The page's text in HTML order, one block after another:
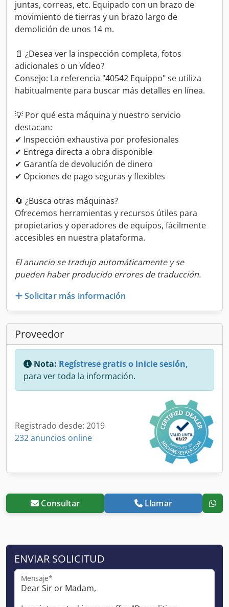
juntas, correas, etc. Equipado con un brazo de
movimiento de tierras y un brazo largo de
demolición de unos 14 m.
📄 ¿Desea ver la inspección completa, fotos
adicionales o un vídeo?
Consejo: La referencia "40542 Equippo" se utiliza
habitualmente para buscar más detalles en línea.
💡 Por qué esta máquina y nuestro servicio
destacan:
✔ Inspección exhaustiva por profesionales
✔ Entrega directa a obra disponible
✔ Garantía de devolución de dinero
✔ Opciones de pago seguras y flexibles
🔄 ¿Busca otras máquinas?
Ofrecemos herramientas y recursos útiles para
propietarios y operadores de equipos, fácilmente
accesibles en nuestra plataforma.
El anuncio se tradujo automáticamente y se
pueden haber producido errores de traducción.
Solicitar más información
Proveedor
Nota: Regístrese gratis o inicie sesión,
para ver toda la información.
Registrado desde: 2019
232 anuncios online
Consultar Llamar
ENVIAR SOLICITUD
Mensaje*